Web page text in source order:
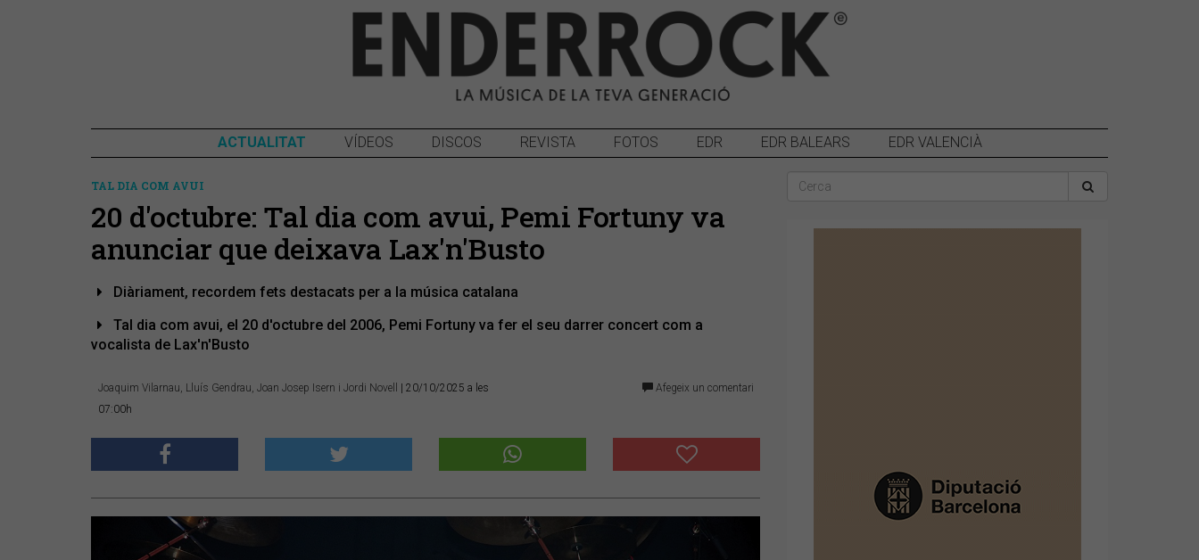
ACTUALITAT VÍDEOS DISCOS REVISTA FOTOS EDR EDR BALEARS EDR VALENCIÀ
TAL DIA COM AVUI
20 d'octubre: Tal dia com avui, Pemi Fortuny va
anunciar que deixava Lax'n'Busto
Diàriament, recordem fets destacats per a la música catalana
Tal dia com avui, el 20 d'octubre del 2006, Pemi Fortuny va fer el seu darrer concert com a
vocalista de Lax'n'Busto
Joaquim Vilarnau, Lluís Gendrau, Joan Josep Isern i Jordi Novell
| 20/10/2025 a les
07:00h
Afegeix un comentari